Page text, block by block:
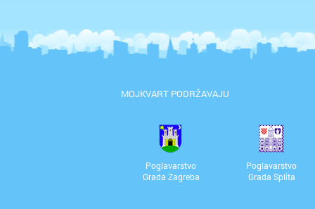
MOJKVART PODRŽAVAJU
Poglavarstvo
Grada Zagreba
Poglavarstvo
Grada Splita